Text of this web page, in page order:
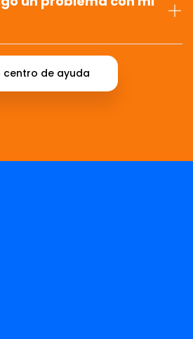
centro de ayuda